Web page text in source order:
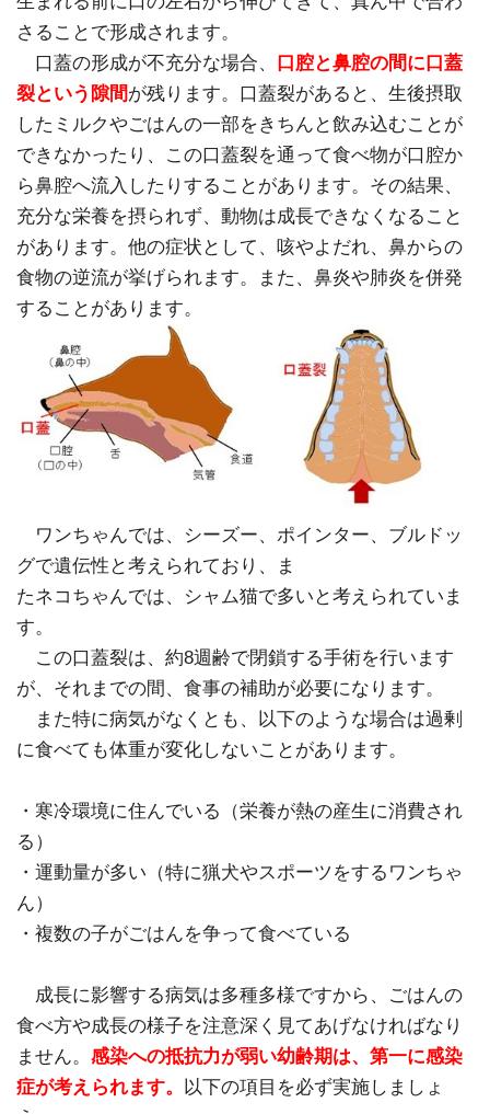
さることで形成されます。
口蓋の形成が不充分な場合、
口腔と鼻腔の間に口蓋
裂という隙間が残ります。口蓋裂があると、生後摂取
したミルクやごはんの一部をきちんと飲み込むことが
できなかったり、この口蓋裂を通って食べ物が口腔か
ら鼻腔へ流入したりすることがあります。その結果、
充分な栄養を摂られず、動物は成長できなくなること
があります。他の症状として、咳やよだれ、鼻からの
食物の逆流が挙げられます。また、鼻炎や肺炎を併発
することがあります。
ワンちゃんでは、シーズー、ポインター、ブルドッ
グで遺伝性と考えられており、ま
たネコちゃんでは、シャム猫で多いと考えられていま
す。
この口蓋裂は、約8週齢で閉鎖する手術を行います
が、それまでの間、食事の補助が必要になります。
また特に病気がなくとも、以下のような場合は過剰
に食べても体重が変化しないことがあります。
・寒冷環境に住んでいる（栄養が熱の産生に消費され
る）
・運動量が多い（特に猟犬やスポーツをするワンちゃ
ん）
・複数の子がごはんを争って食べている
成長に影響する病気は多種多様ですから、ごはんの
食べ方や成長の様子を注意深く見てあげなければなり
ません。 感染への抵抗力が弱い幼齢期は、第一に感染
症が考えられます。
以下の項目を必ず実施しましょ